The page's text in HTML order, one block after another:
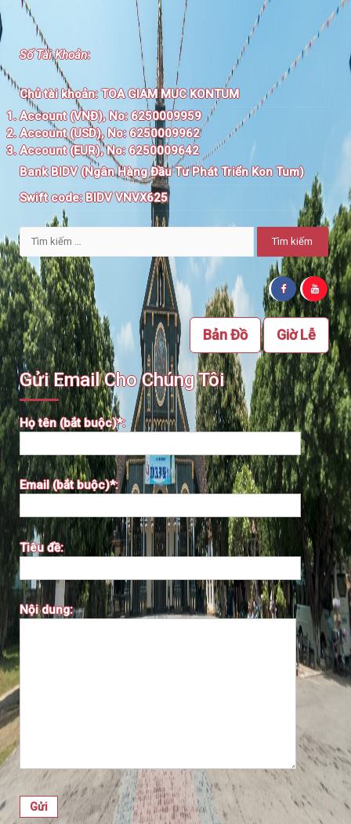
Số Tài Khoản:
Chủ tài khoản:TOA GIAM MUC KONTUM
Account (VNĐ), No: 6250009959
Account (USD), No: 6250009962
Account (EUR), No: 6250009642
Bank BIDV (Ngân Hàng Đầu Tư Phát Triển Kon Tum)
Swift code:BIDV VNVX625
Tìm
kiếm
cho:
Giờ Lễ
Bản Đồ
Gửi Email Cho Chúng Tôi
Họ tên (bắt buộc)*:
Email (bắt buộc)*:
Tiêu đề:
Nội dung: